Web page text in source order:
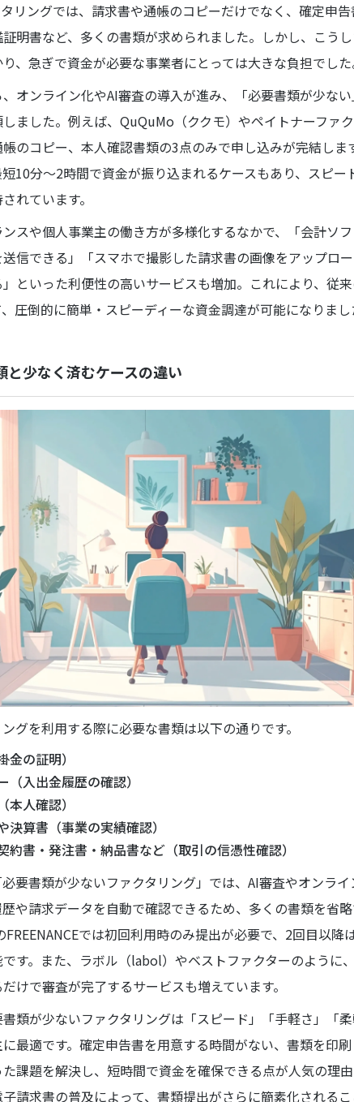
リングでは、請求書や通帳のコピーだけでなく、確定申
明書など、多くの書類が求められました。しかし、こう
、急ぎで資金が必要な事業者にとっては大きな負担でした
オンライン化やAI審査の導入が進み、「必要書類が少な
ました。例えば、QuQuMo（ククモ）やペイトナーファ
のコピー、本人確認書類の3点のみで申し込みが完結しま
10分〜2時間で資金が振り込まれるケースもあり、スピー
れています。
スや個人事業主の働き方が多様化するなかで、「会計ソ
信できる」「スマホで撮影した請求書の画像をアップロ
といった利便性の高いサービスも増加。これにより、従
圧倒的に簡単・スピーディーな資金調達が可能になりまし
と少なく済むケースの違い
グを利用する際に必要な書類は以下の通りです。
金の証明）
（入出金履歴の確認）
本人確認）
決算書（事業の実績確認）
約書・発注書・納品書など（取引の信憑性確認）
要書類が少ないファクタリング」では、AI審査やオンラ
や請求データを自動で確認できるため、多くの書類を省略
FREENANCEでは初回利用時のみ提出が必要で、2回目以降
す。また、ラボル（labol）やベストファクターのように
けで審査が完了するサービスも増えています。
類が少ないファクタリングは「スピード」「手軽さ」「
最適です。確定申告書を用意する時間がない、書類を印
課題を解決し、短時間で資金を確保できる点が人気の理
請求書の普及によって、書類提出がさらに簡素化される